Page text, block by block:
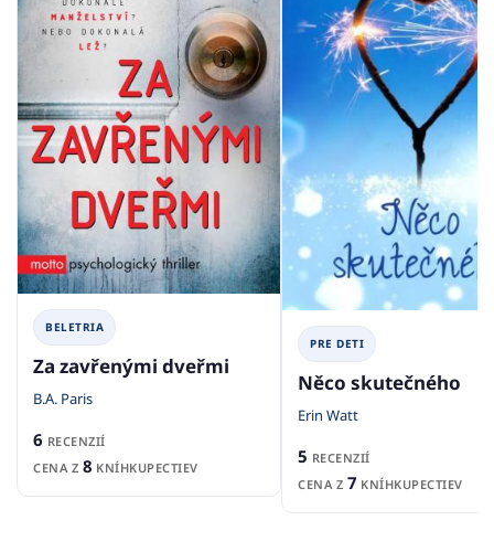
BELETRIA
Za zavřenými dveřmi
B.A. Paris
6 RECENZIÍ
CENA Z 8 KNÍHKUPECTIEV
PRE DETI
Něco skutečného
Erin Watt
5 RECENZIÍ
CENA Z 7 KNÍHKUPECTIEV